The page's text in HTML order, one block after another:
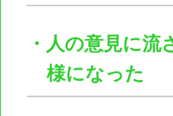
・人の意見に流
様になった